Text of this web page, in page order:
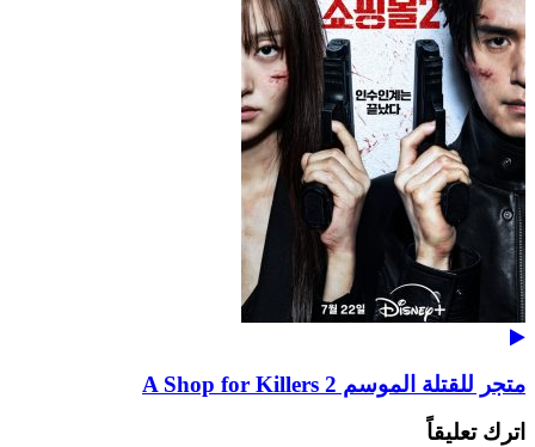
متجر للقتلة الموسم 2 A Shop for Killers
اترك تعليقاً